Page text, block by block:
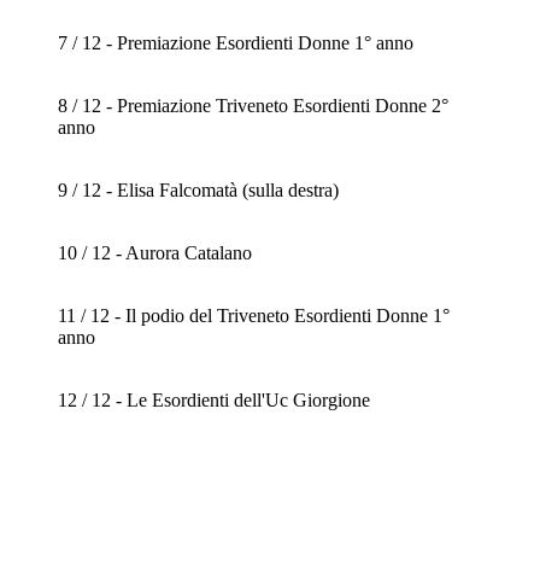
7 / 12 - Premiazione Esordienti Donne 1° anno
8 / 12 - Premiazione Triveneto Esordienti Donne 2°
anno
9 / 12 - Elisa Falcomatà (sulla destra)
10 / 12 - Aurora Catalano
11 / 12 - Il podio del Triveneto Esordienti Donne 1°
anno
12 / 12 - Le Esordienti dell'Uc Giorgione